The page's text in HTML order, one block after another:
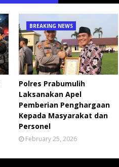
BREAKING NEWS
Polres Prabumulih
Laksanakan Apel
Pemberian Penghargaan
Kepada Masyarakat dan
Personel
February 25, 2026